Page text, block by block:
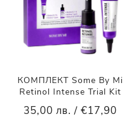
КОМПЛЕКТ Some By Mi
Retinol Intense Trial Kit
35,00 лв. / €17,90